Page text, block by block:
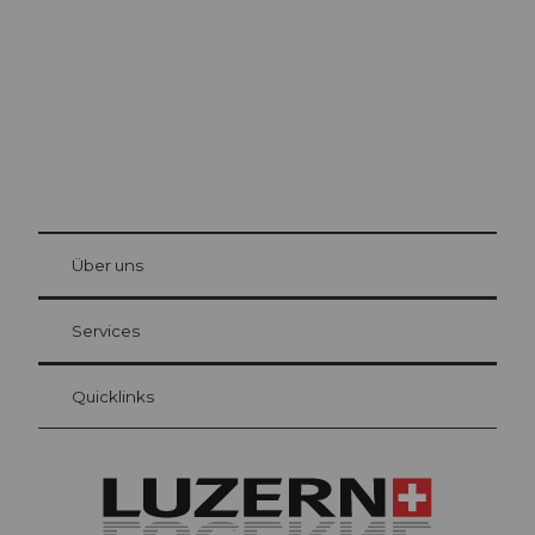
Gästekarte Luzern
Ihre Vorteile als Übernachtungsgast
at Bre
Über uns
Services
Quicklinks